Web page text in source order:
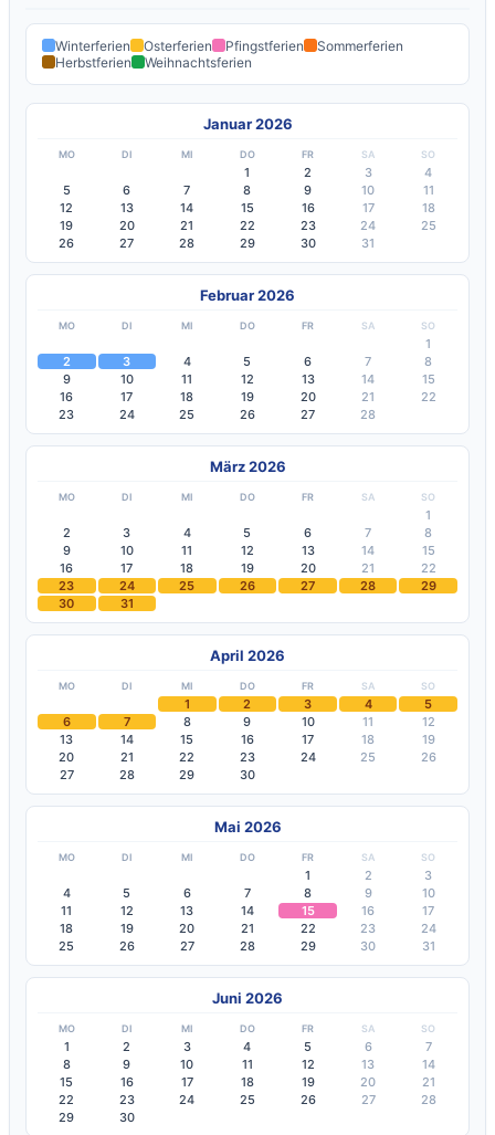
Winterferien Osterferien Pfingstferien
Sommerferien
Herbstferien
Weihnachtsferien
Januar 2026
MO DI MI DO FR SA SO
1 2 3
4
5
6 7 8 9 10
11
12
13 14 15 16 17
18
19
20 21 22 23 24
25
26
27 28 29 30 31
Februar 2026
MO DI MI DO FR SA SO
1
2
3 4 5 6 7
8
9
10 11 12 13 14
15
16
17 18 19 20 21
22
23
24 25 26 27 28
März 2026
MO DI MI DO FR SA SO
1
2
3 4 5 6 7
8
9
10 11 12 13 14
15
16
17 18 19 20 21
22
23
24 25 26 27 28
29
30
31
April 2026
MO DI MI DO FR SA SO
1 2 3 4
5
6
7 8 9 10 11
12
13
14 15 16 17 18
19
20
21 22 23 24 25
26
27
28 29 30
Mai 2026
MO DI MI DO FR SA SO
1 2
3
4
5 6 7 8 9
10
11
12 13 14 15 16
17
18
19 20 21 22 23
24
25
26 27 28 29 30 31
Juni 2026
MO DI MI DO FR SA SO
1 2 3 4 5 6
7
8
9 10 11 12 13
14
15
16 17 18 19 20
21
22
23 24 25 26 27
28
29
30